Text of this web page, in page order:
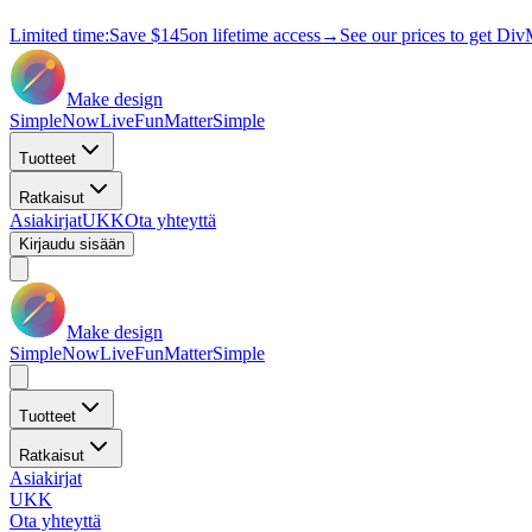
Limited time:Save $145on lifetime access→ See our prices to get
Make design
SimpleNowLiveFunMatterSimple
Tuotteet
Ratkaisut
AsiakirjatUKKOta yhteyttä
Kirjaudu sisään
Make design
SimpleNowLiveFunMatterSimple
Tuotteet
Ratkaisut
Asiakirjat
UKK
Ota yhteyttä